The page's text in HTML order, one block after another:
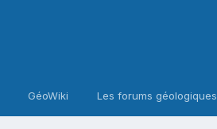
GéoWiki Les forums géologiques